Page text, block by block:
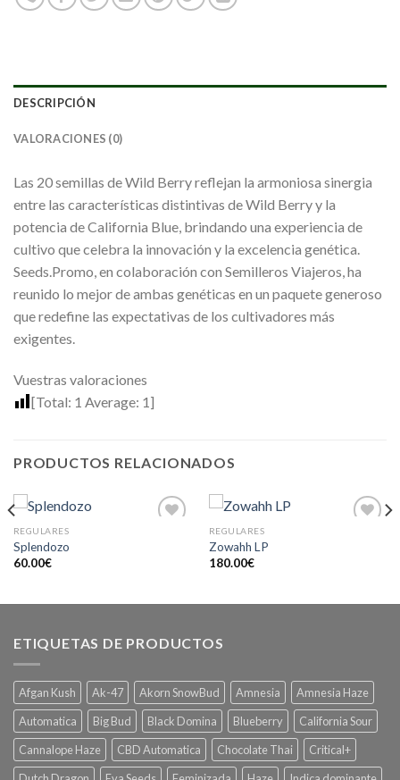
DESCRIPCIÓN
VALORACIONES (0)
Las 20 semillas de Wild Berry reflejan la armoniosa sinergia
entre las características distintivas de Wild Berry y la
potencia de California Blue, brindando una experiencia de
cultivo que celebra la innovación y la excelencia genética.
Seeds.Promo, en colaboración con Semilleros Viajeros, ha
reunido lo mejor de ambas genéticas en un paquete generoso
que redefine las expectativas de los cultivadores más
exigentes.
Vuestras valoraciones
[Total: 1 Average: 1]
PRODUCTOS RELACIONADOS
REGULARES
Splendozo
60.00€
REGULARES
Zowahh LP
180.00€
ETIQUETAS DE PRODUCTOS
Afgan Kush Ak-47 Akorn SnowBud Amnesia
Amnesia Haze
Automatica
Big Bud Black Domina Blueberry
California Sour
Cannalope Haze
CBD Automatica Chocolate Thai
Critical+